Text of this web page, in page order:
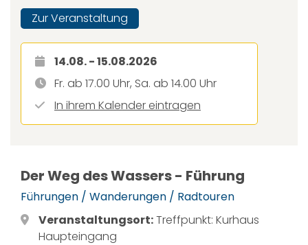
Zur Veranstaltung
14.08. - 15.08.2026
Fr. ab 17.00 Uhr, Sa. ab 14.00 Uhr
In ihrem Kalender eintragen
Der Weg des Wassers - Führung
Führungen / Wanderungen / Radtouren
Veranstaltungsort:Treffpunkt: Kurhaus
Haupteingang